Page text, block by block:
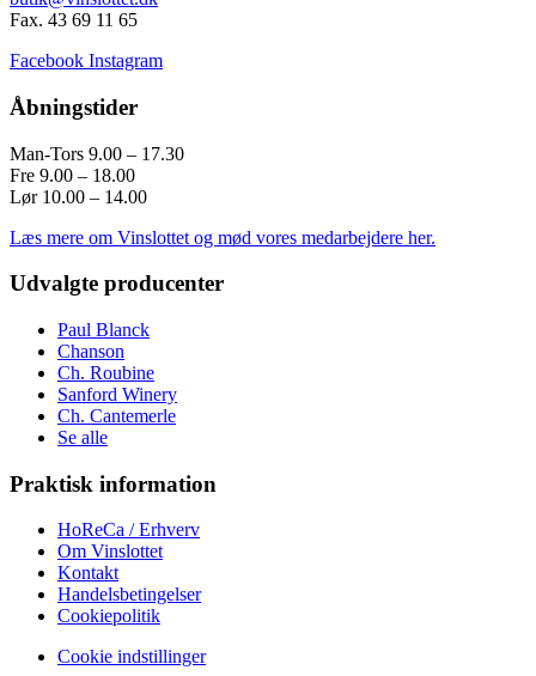
Fax. 43 69 11 65
Facebook Instagram
Åbningstider
Man-Tors 9.00 – 17.30
Fre 9.00 – 18.00
Lør 10.00 – 14.00
Læs mere om Vinslottet og mød vores medarbejdere her.
Udvalgte producenter
Paul Blanck
Chanson
Ch. Roubine
Sanford Winery
Ch. Cantemerle
Se alle
Praktisk information
HoReCa / Erhverv
Om Vinslottet
Kontakt
Handelsbetingelser
Cookiepolitik
Cookie indstillinger